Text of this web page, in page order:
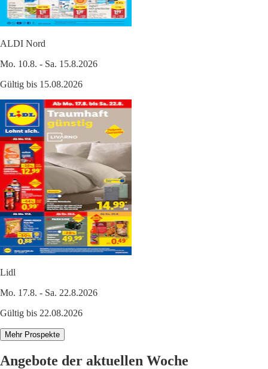
ALDI Nord
Mo. 10.8. - Sa. 15.8.2026
Gültig bis 15.08.2026
Lidl
Mo. 17.8. - Sa. 22.8.2026
Gültig bis 22.08.2026
Mehr Prospekte
Angebote der aktuellen Woche